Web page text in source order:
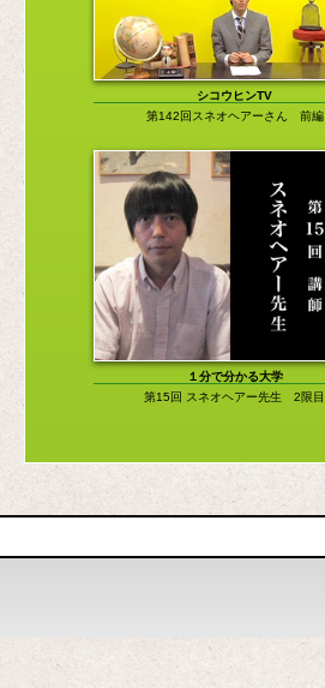
シコウヒンTV
第142回スネオヘアーさん 前編
１分で分かる大学
第15回 スネオヘアー先生 2限目